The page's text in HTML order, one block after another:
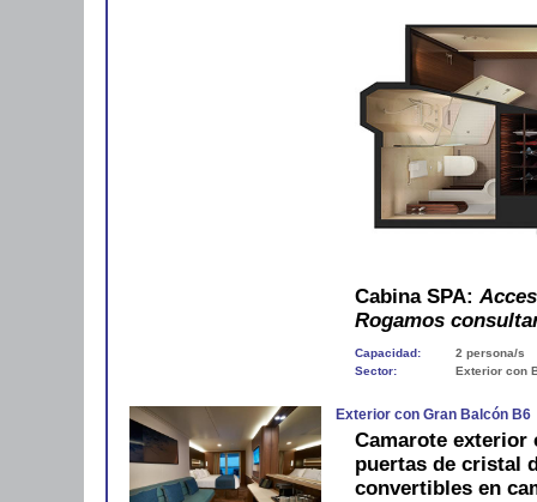
Cabina SPA:
Rogamos
Capacidad:
2 persona/s
Sector:
Exterior con
Exterior con Gran Balcón B6
Camarote exterior
puertas de cristal
convertibles en